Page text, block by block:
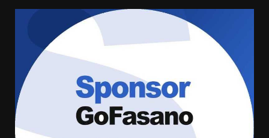
Politiche Giovanili e Mobilità
Sostenibile: premiati gli studenti
universitari del bando “La strada